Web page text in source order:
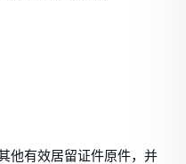
他有效居留证件原件，并